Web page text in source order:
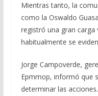
Mientras tanto, la
como la Oswaldo
registró una gran carga
habitualmente se
Jorge Campoverde,
Epmmop, informó que
determinar las